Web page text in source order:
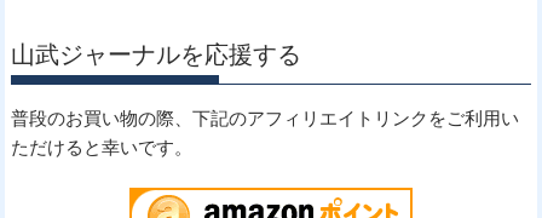
山武ジャーナルを応援する
普段のお買い物の際、下記のアフィリエイトリンクをご利用い
ただけると幸いです。